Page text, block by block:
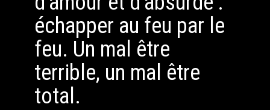
échapper au feu par le
feu. Un mal être
terrible, un mal être
total.